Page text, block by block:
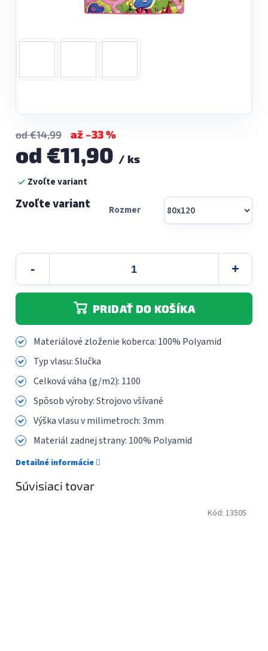
od €14,99 až –33 %
od €11,90 / ks
Jednotková
cena:Zvoľte variant
Rozmer
PRIDAŤ DO KOŠÍKA
Materiálové zloženie koberca: 100% Polyamid
Typ vlasu:Slučka
Celková váha (g/m2): 1100
Spôsob výroby:Strojovo všívané
Výška vlasu v milimetroch:3mm
Materiál zadnej strany: 100% Polyamid
Detailné informácie
Súvisiaci tovar
Kód: 13505